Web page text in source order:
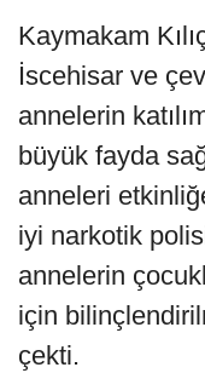
Kaymakam
İscehisar ve
annelerin
büyük fayda
anneleri
iyi narkotik
annelerin
için
çekti.